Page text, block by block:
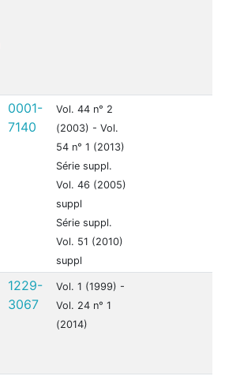
0001-
7140
Vol. 44 n° 2
(2003) - Vol.
54 n° 1 (2013)
Série suppl.
Vol. 46 (2005)
suppl
Série suppl.
Vol. 51 (2010)
suppl
1229-
3067
Vol. 1 (1999) -
Vol. 24 n° 1
(2014)